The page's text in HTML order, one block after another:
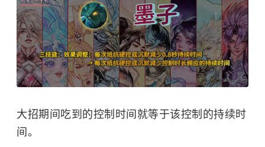
大招期间吃到的控制时间就等于该控制的持续时
间。